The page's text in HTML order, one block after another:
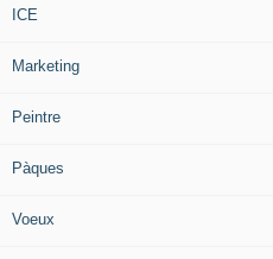
ICE
Marketing
Peintre
Pàques
Voeux